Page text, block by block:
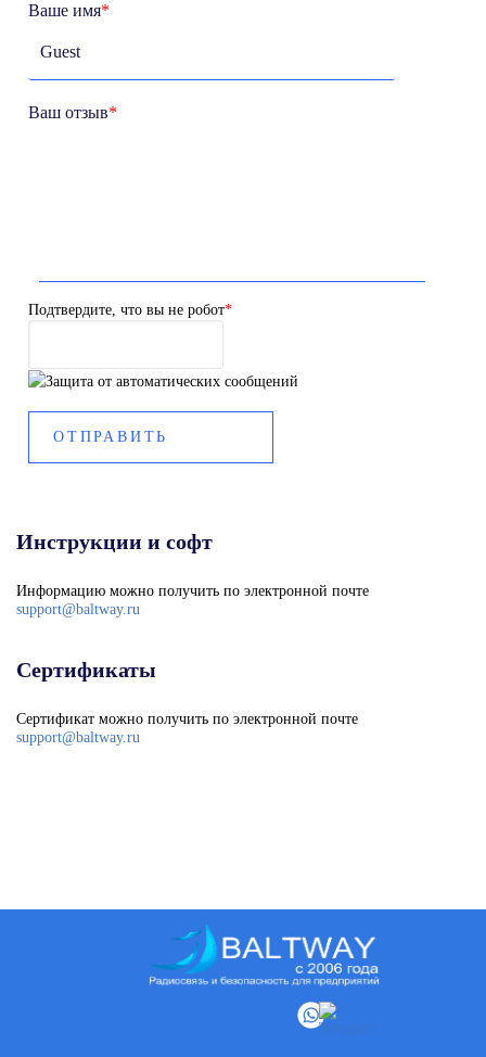
Ваше имя*
Ваш отзыв*
Подтвердите, что вы не робот*
Инструкции и софт
Информацию можно получить по электронной почте
support@baltway.ru
Сертификаты
Сертификат можно получить по электронной почте
support@baltway.ru